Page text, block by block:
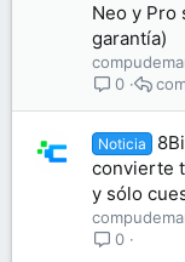
Neo y Pro
garantía)
0
Noticia
convierte
y sólo
0